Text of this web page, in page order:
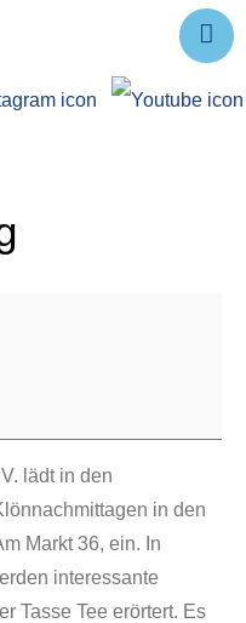
lädt in den
in den
Markt 36, ein. In
interessante
Tasse Tee erörtert. Es